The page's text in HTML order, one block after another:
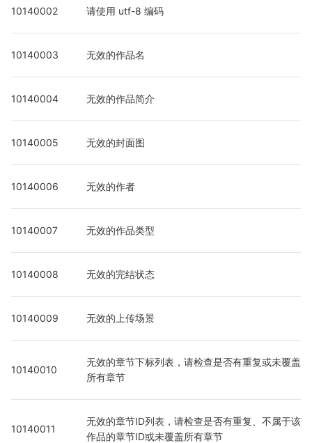
10140002 请使用 utf-8 编码
10140003 无效的作品名
10140004 无效的作品简介
10140005 无效的封面图
10140006 无效的作者
10140007 无效的作品类型
10140008 无效的完结状态
10140009 无效的上传场景
10140010
无效的章节下标列表，请检查是否有重复或未覆盖
所有章节
10140011
无效的章节ID列表，请检查是否有重复、不属于该
作品的章节ID或未覆盖所有章节